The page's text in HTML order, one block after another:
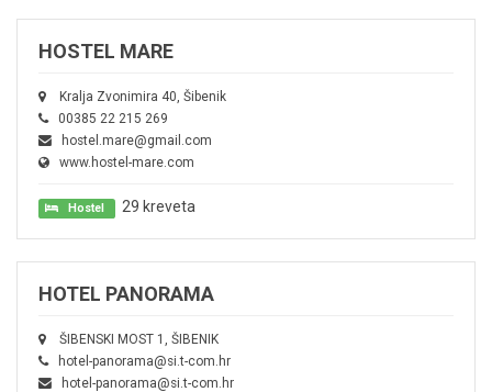
HOSTEL MARE
Kralja Zvonimira 40, Šibenik
00385 22 215 269
hostel.mare@gmail.com
www.hostel-mare.com
Hostel 29 kreveta
HOTEL PANORAMA
ŠIBENSKI MOST 1, ŠIBENIK
hotel-panorama@si.t-com.hr
hotel-panorama@si.t-com.hr